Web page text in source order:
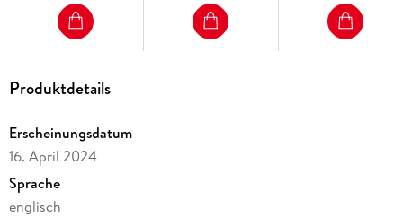
Produktdetails
Erscheinungsdatum
16. April 2024
Sprache
englisch